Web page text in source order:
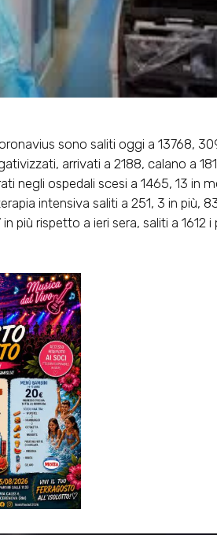
sono saliti oggi a 13768,
arrivati a 2188, calano a
negli ospedali scesi a 1465, 13 in
intensiva saliti a 251, 3 in più,
più rispetto a ieri sera, saliti a 1612